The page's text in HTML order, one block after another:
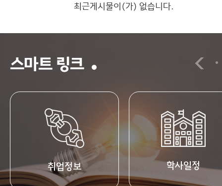
최근게시물이(가) 없습니다.
스마트 링크
취업정보 학사일정